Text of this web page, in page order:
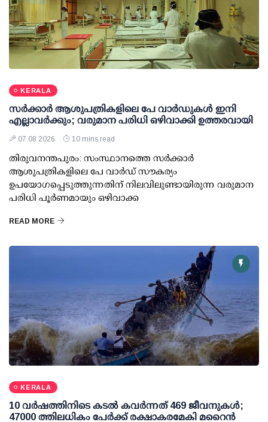
KERALA
സര്‍ക്കാര്‍ ആശുപത്രികളിലെ പേ വാര്‍ഡുകള്‍ ഇനി
എല്ലാവര്‍ക്കും; വരുമാന പരിധി ഒഴിവാക്കി ഉത്തരവായി
07 08 2026 10 mins read
തിരുവനന്തപുരം: സംസ്ഥാനത്തെ സര്‍ക്കാര്‍
ആശുപത്രികളിലെ പേ വാര്‍ഡ് സൗകര്യം
ഉപയോഗപ്പെടുത്തുന്നതിന് നിലവിലുണ്ടായിരുന്ന വരുമാന
പരിധി പൂര്‍ണമായും ഒഴിവാക്ക
READ MORE
KERALA
10 വര്‍ഷത്തിനിടെ കടല്‍ കവര്‍ന്നത് 469 ജീവനുകള്‍;
47000 ത്തിലധികം പേര്‍ക്ക് രക്ഷാകരമേകി മറൈന്‍